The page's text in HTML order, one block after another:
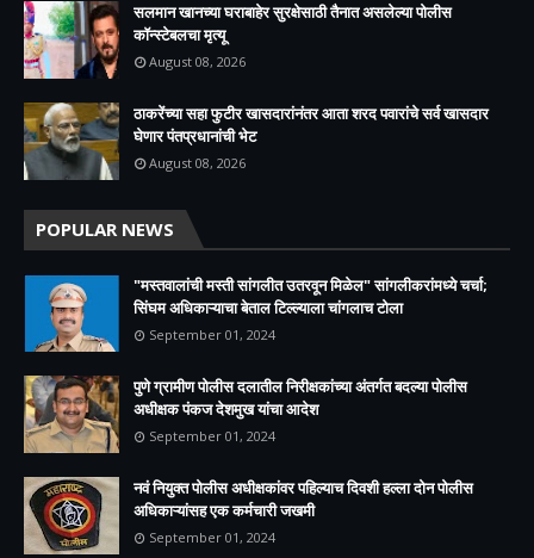
सलमान खानच्या घराबाहेर सुरक्षेसाठी तैनात असलेल्या पोलीस
कॉन्स्टेबलचा मृत्यू
August 08, 2026
ठाकरेंच्या सहा फुटीर खासदारांनंतर आता शरद पवारांचे सर्व खासदार
घेणार पंतप्रधानांची भेट
August 08, 2026
POPULAR NEWS
"मस्तवालांची मस्ती सांगलीत उतरवून मिळेल" सांगलीकरांमध्ये चर्चा;
सिंघम अधिकाऱ्याचा बेताल टिल्ल्याला चांगलाच टोला
September 01, 2024
पुणे ग्रामीण पोलीस दलातील निरीक्षकांच्या अंतर्गत बदल्या पोलीस
अधीक्षक पंकज देशमुख यांचा आदेश
September 01, 2024
नवं नियुक्त पोलीस अधीक्षकांवर पहिल्याच दिवशी हल्ला दोन पोलीस
अधिकाऱ्यांसह एक कर्मचारी जखमी
September 01, 2024